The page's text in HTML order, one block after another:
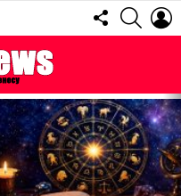
FOLLOW
US